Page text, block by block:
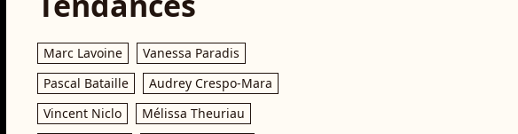
Marc Lavoine
Vanessa Paradis
Pascal Bataille
Audrey Crespo-Mara
Vincent Niclo
Mélissa Theuriau